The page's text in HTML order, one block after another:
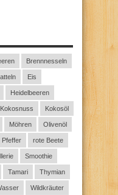
Brennnesseln
Eis
Heidelbeeren
Kokosnuss Kokosöl
Möhren Olivenöl
Pfeffer rote Beete
Smoothie
Tamari Thymian
Wildkräuter